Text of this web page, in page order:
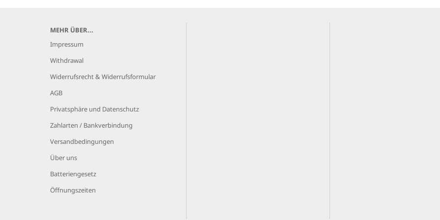
MEHR ÜBER...
Impressum
Withdrawal
Widerrufsrecht & Widerrufsformular
AGB
Privatsphäre und Datenschutz
Zahlarten / Bankverbindung
Versandbedingungen
Über uns
Batteriengesetz
Öffnungszeiten